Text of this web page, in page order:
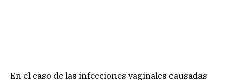
En el caso de las infecciones vaginales causadas